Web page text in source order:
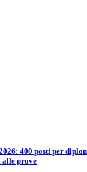
400 posti per
alle prove